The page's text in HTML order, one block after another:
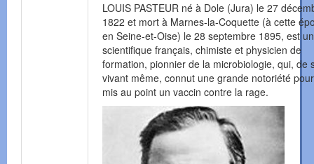
LOUIS PASTEUR né à Dole (Jura) le 27
1822 et mort à Marnes-la-Coquette (à cette
en Seine-et-Oise) le 28 septembre 1895, est un
scientifique français, chimiste et physicien de
formation, pionnier de la microbiologie, qui, de
vivant même, connut une grande notoriété
mis au point un vaccin contre la rage.